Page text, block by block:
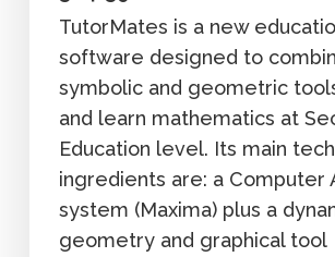
TutorMates is a new
software designed to
symbolic and geometric
and learn mathematics at
Education level. Its main
ingredients are: a Computer
system (Maxima) plus a
geometry and graphical tool